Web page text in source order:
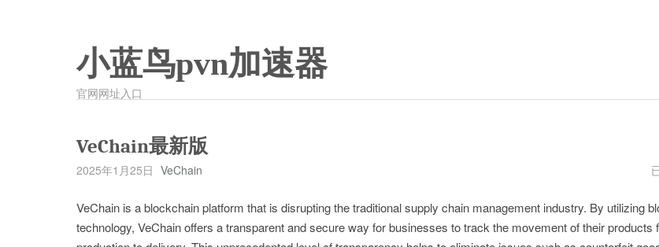
小蓝鸟pvn加速器
官网网址入口
VeChain最新版
2025年1月25日 VeChain
VeChain is a blockchain platform that is disrupting the traditional supply chain management industry. By utilizing
technology, VeChain offers a transparent and secure way for businesses to track the movement of their products